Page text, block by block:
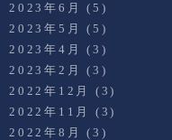
2023年6月
(5)
2023年5月
(5)
2023年4月
(3)
2023年2月
(3)
2022年12月
(3)
2022年11月
(3)
2022年8月
(3)